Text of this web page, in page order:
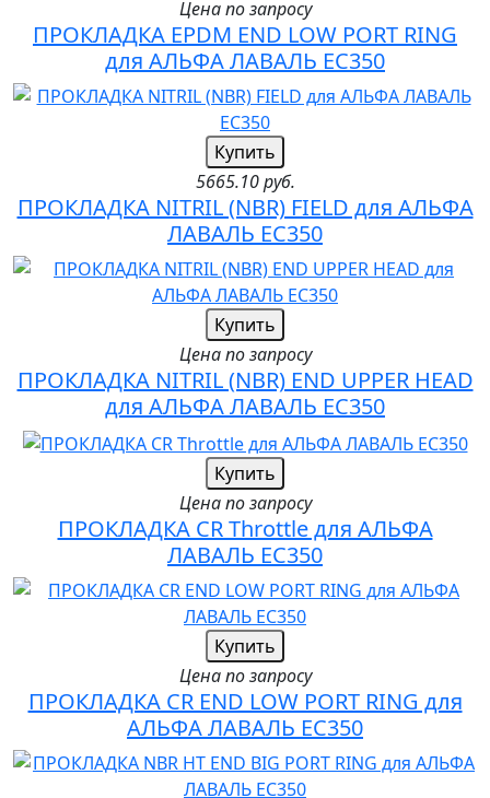
Цена по запросу
ПРОКЛАДКА EPDM END LOW PORT RING
для АЛЬФА ЛАВАЛЬ EC350
Купить
5665.10 руб.
ПРОКЛАДКА NITRIL (NBR) FIELD для АЛЬФА
ЛАВАЛЬ EC350
Купить
Цена по запросу
ПРОКЛАДКА NITRIL (NBR) END UPPER HEAD
для АЛЬФА ЛАВАЛЬ EC350
Купить
Цена по запросу
ПРОКЛАДКА CR Throttle для АЛЬФА
ЛАВАЛЬ EC350
Купить
Цена по запросу
ПРОКЛАДКА CR END LOW PORT RING для
АЛЬФА ЛАВАЛЬ EC350